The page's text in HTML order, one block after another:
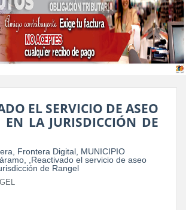
EL SERVICIO DE ASEO
EN LA JURISDICCIÓN DE